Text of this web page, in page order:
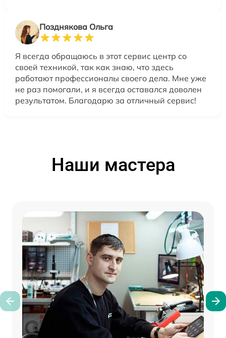
Позднякова Ольга
Я всегда обращаюсь в этот сервис центр со
своей техникой, так как знаю, что здесь
работают профессионалы своего дела. Мне уже
не раз помогали, и я всегда оставался доволен
результатом. Благодарю за отличный сервис!
Наши мастера